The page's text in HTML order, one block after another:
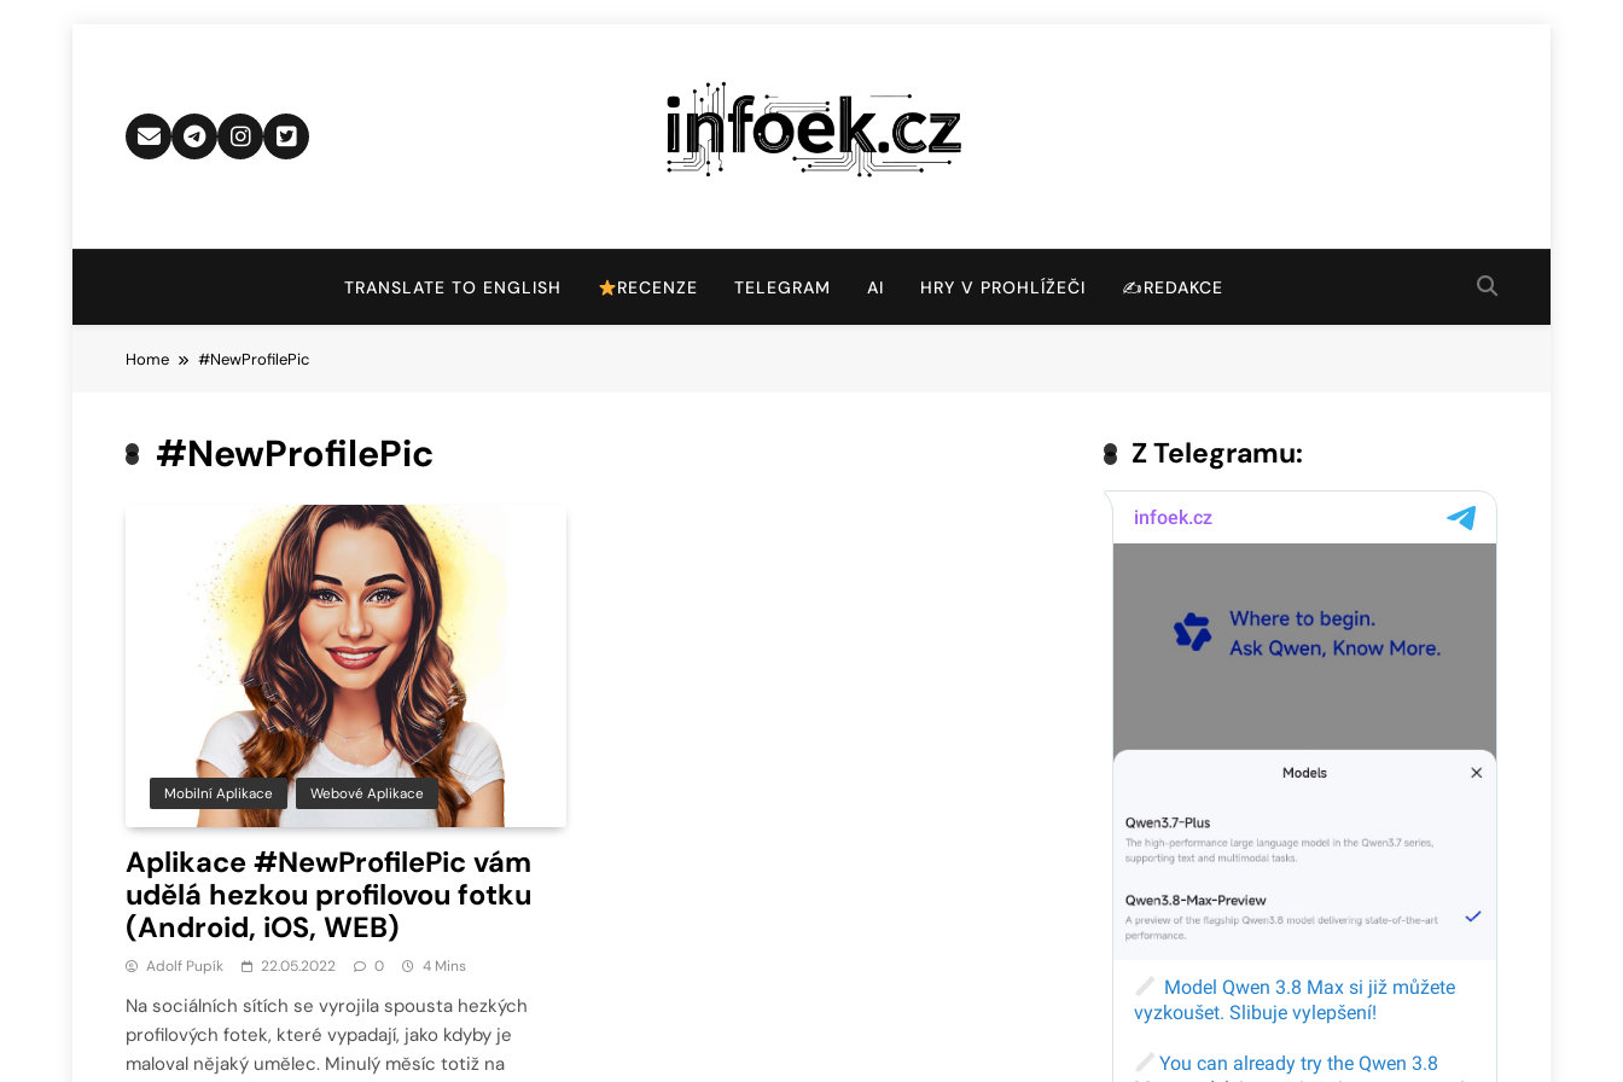
Infoek.cz
TRANSLATE TO ENGLISH RECENZE TELEGRAM AI HRY V PROHLÍŽEČI ✍️REDAKCE
Home #NewProfilePic
#NewProfilePic
Mobilní Aplikace Webové Aplikace
Aplikace #NewProfilePic vám
udělá hezkou profilovou fotku
(Android, iOS, WEB)
Adolf Pupík 22.05.2022 0 4 Mins
Na sociálních sítích se vyrojila spousta hezkých
profilových fotek, které vypadají, jako kdyby je
maloval nějaký umělec. Minulý měsíc totiž na
Z Telegramu: